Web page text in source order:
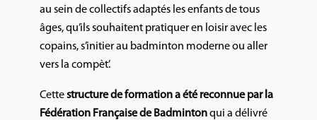
au sein de collectifs adaptés les enfants de tous
âges, qu’ils souhaitent pratiquer en loisir avec les
copains, s’initier au badminton moderne ou aller
vers la compèt’.
Cettestructure de formation a été reconnue par la
Fédération Française de Badmintonqui a délivré